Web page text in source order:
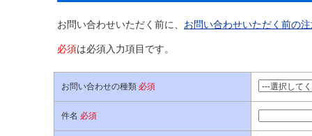
お問い合わせいただく前に、 お問い合わせいただく前の
必須は必須入力項目です。
お問い合わせの種類 必須
件名 必須